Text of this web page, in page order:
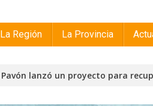
La Región La Provincia
Pavón lanzó un proyecto para